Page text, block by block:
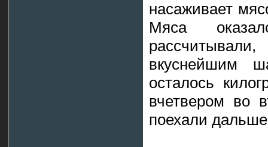
насаживает
Мяса
вкуснейшим
осталось
вчетвером во
поехали